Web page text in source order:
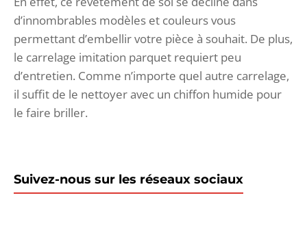
d’innombrables modèles et couleurs vous
permettant d’embellir votre pièce à souhait. De plus,
le carrelage imitation parquet requiert peu
d’entretien. Comme n’importe quel autre carrelage,
il suffit de le nettoyer avec un chiffon humide pour
le faire briller.
Suivez-nous sur les réseaux sociaux